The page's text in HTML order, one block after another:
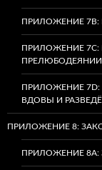
ПРИЛОЖЕНИЕ
ПРИЛОЖЕНИЕ 7C:
ПРЕЛЮБОДЕЯНИИ
ПРИЛОЖЕНИЕ
ВДОВЫ И
ПРИЛОЖЕНИЕ 8:
ПРИЛОЖЕНИЕ 8A: